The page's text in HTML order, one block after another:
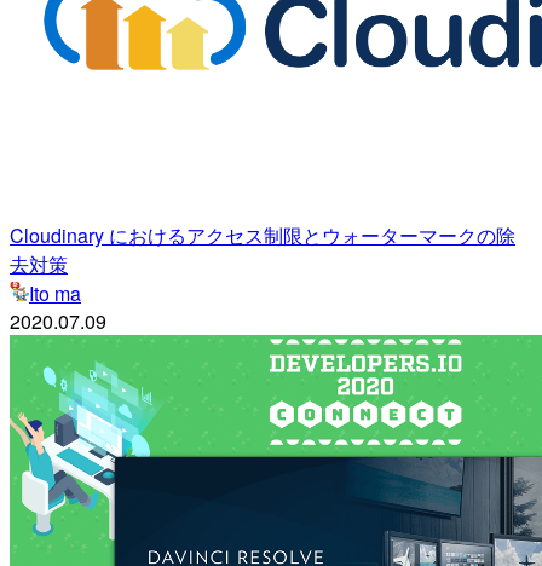
Cloudinary におけるアクセス制限とウォーターマークの除
去対策
Ito ma
2020.07.09